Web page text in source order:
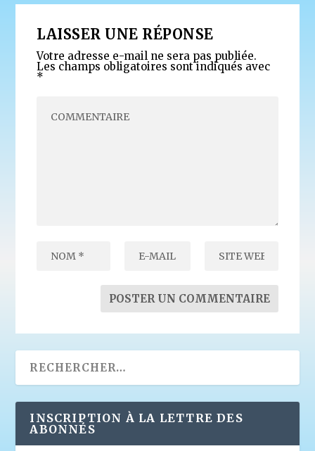
LAISSER UNE RÉPONSE
Votre adresse e-mail ne sera pas publiée.
Les champs obligatoires sont indiqués avec
*
INSCRIPTION À LA LETTRE DES
ABONNÉS